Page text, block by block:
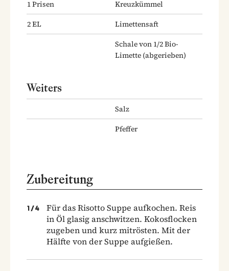
1Prisen
Kreuzkümmel
2EL
Limettensaft
Schale von 1/2 Bio-
Limette (abgerieben)
Weiters
Salz
Pfeffer
Zubereitung
1 /4
Für das Risotto Suppe aufkochen. Reis
in Öl glasig anschwitzen. Kokosflocken
zugeben und kurz mitrösten. Mit der
Hälfte von der Suppe aufgießen.